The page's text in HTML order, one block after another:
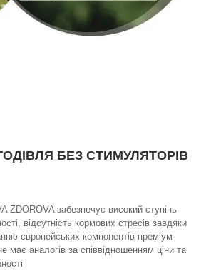
БЕЗ СТИМУЛЯТОРІВ
ZDOROVA забезпечує високий ступінь
відсутність кормових стресів завдяки
європейських компонентів преміум-
має аналогів за співвідношенням ціни та